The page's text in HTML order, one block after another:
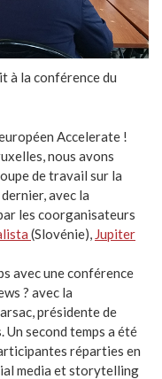
à la conférence du
Accelerate !
nous avons
de travail sur la
avec la
les coorganisateurs
(Slovénie), Jupiter
avec une conférence
? avec la
présidente de
second temps a été
réparties en
media et storytelling